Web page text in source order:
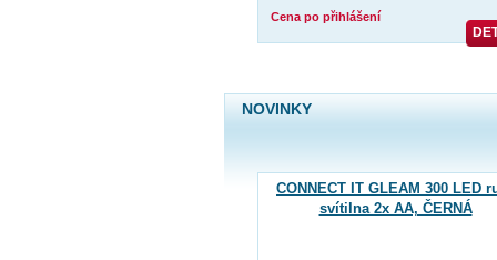
Cena po přihlášení
NOVINKY
CONNECT IT GLEAM 300 LED
svítilna 2x AA, ČERNÁ